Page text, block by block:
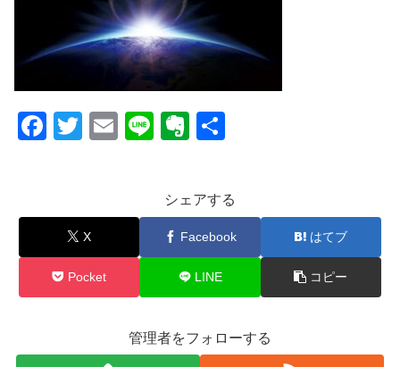
F
e
o
o
T
er
E
Li
E
n
ot
e
シェアする
X Facebook はてブ
Pocket LINE コピー
管理者をフォローする